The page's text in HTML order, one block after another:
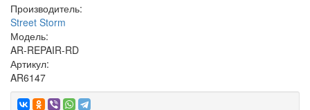
Производитель:
Street Storm
Модель:
AR-REPAIR-RD
Артикул:
AR6147